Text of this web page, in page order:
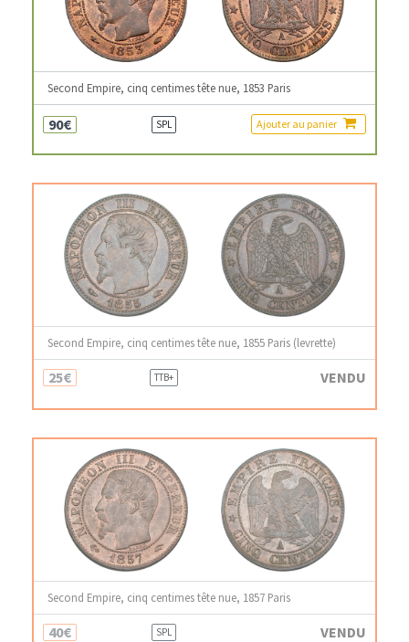
Second Empire, cinq centimes tête nue, 1853 Paris
90€ SPL Ajouter au panier
Second Empire, cinq centimes tête nue, 1855 Paris (levrette)
25€ TTB+ VENDU
Second Empire, cinq centimes tête nue, 1857 Paris
40€ SPL VENDU